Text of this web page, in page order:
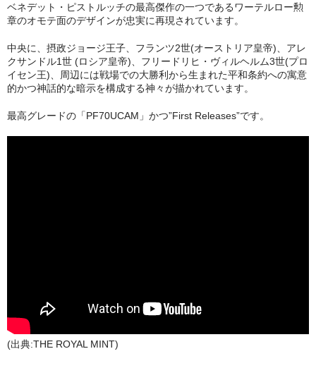
ベネデット・ピストルッチの最高傑作の一つであるワーテルロー勲
章のオモテ面のデザインが忠実に再現されています。
中央に、摂政ジョージ王子、フランツ2世(オーストリア皇帝)、アレ
クサンドル1世 (ロシア皇帝)、フリードリヒ・ヴィルヘルム3世(プロ
イセン王)、周辺には戦場での大勝利から生まれた平和条約への寓意
的かつ神話的な暗示を構成する神々が描かれています。
最高グレードの「PF70UCAM」かつ”First Releases”です。
(出典:THE ROYAL MINT)